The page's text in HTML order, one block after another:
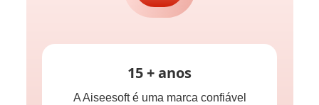
15 + anos
A Aiseesoft é uma marca confiável